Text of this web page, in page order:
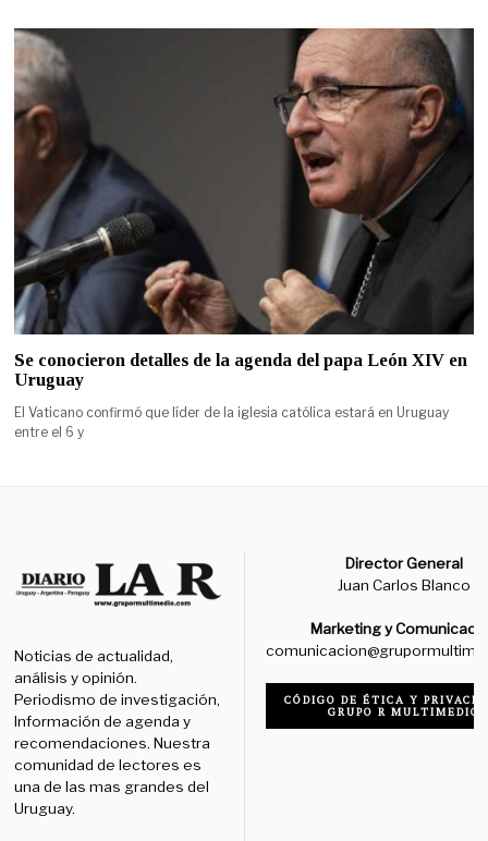
Se conocieron detalles de la agenda del papa León XIV en
Uruguay
El Vaticano confirmó que líder de la iglesia católica estará en Uruguay
entre el 6 y
Noticias de actualidad,
análisis y opinión.
Periodismo de investigación,
Información de agenda y
recomendaciones. Nuestra
comunidad de lectores es
una de las mas grandes del
Uruguay.
Director General
Juan Carlos Blanco
Marketing y
CÓDIGO DE ÉTICA Y
GRUPO R MULTIMEDIO